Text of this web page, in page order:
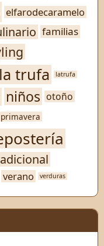
elfarodecaramelo
familias
la trufa latrufa
niños otoño
primavera
verano verduras